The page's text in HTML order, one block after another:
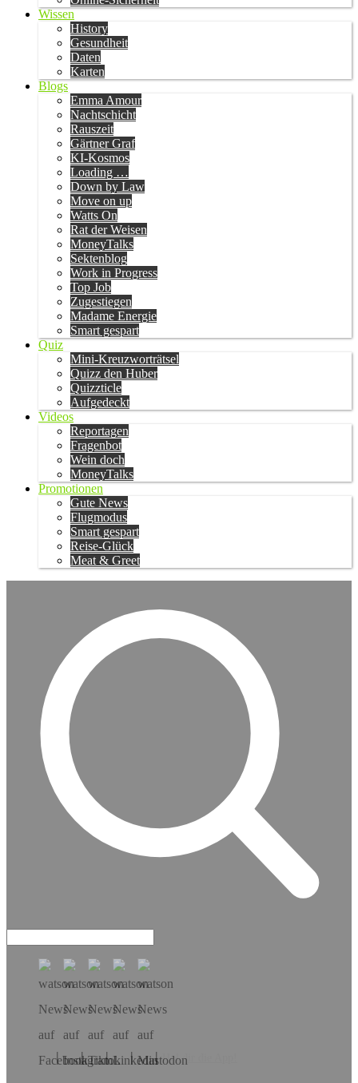
Wissen
History
Gesundheit
Daten
Karten
Blogs
Emma Amour
Nachtschicht
Rauszeit
Gärtner Graf
KI-Kosmos
Loading …
Down by Law
Move on up
Watts On
Rat der Weisen
MoneyTalks
Sektenblog
Work in Progress
Top Job
Zugestiegen
Madame Energie
Smart gespart
Quiz
Mini-Kreuzworträtsel
Quizz den Huber
Quizzticle
Aufgedeckt
Videos
Reportagen
Fragenbot
Wein doch
MoneyTalks
Promotionen
Gute News
Flugmodus
Smart gespart
Reise-Glück
Meat & Greet
Hol dir die App!